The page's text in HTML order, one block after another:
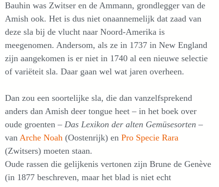
Bauhin was Zwitser en de Ammann, grondlegger van de
Amish ook. Het is dus niet onaannemelijk dat zaad van
deze sla bij de vlucht naar Noord-Amerika is
meegenomen. Andersom, als ze in 1737 in New England
zijn aangekomen is er niet in 1740 al een nieuwe selectie
of variëteit sla. Daar gaan wel wat jaren overheen.
Dan zou een soortelijke sla, die dan vanzelfsprekend
anders dan Amish deer tongue heet – in het boek over
oude groenten – Das Lexikon der alten Gemüsesorten –
van Arche Noah (Oostenrijk) en Pro Specie Rara
(Zwitsers) moeten staan.
Oude rassen die gelijkenis vertonen zijn Brune de Genève
(in 1877 beschreven, maar het blad is niet echt